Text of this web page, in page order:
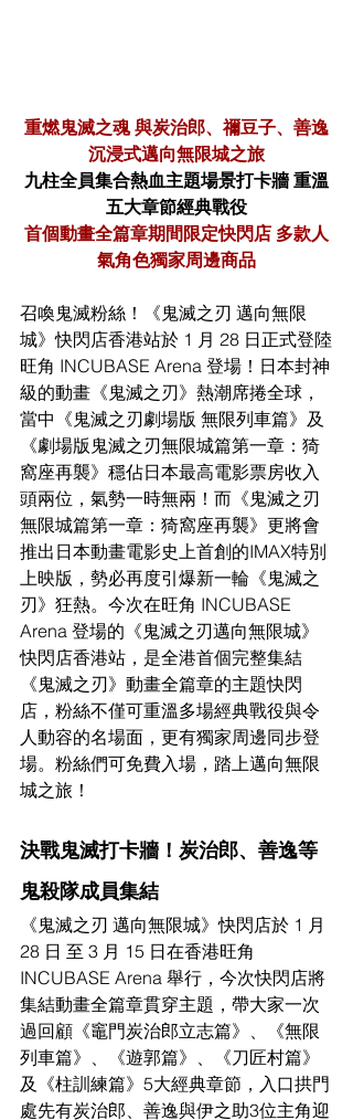
重燃鬼滅之魂 與炭治郎、禰豆子、善逸
沉浸式邁向無限城之旅
九柱全員集合熱血主題場景打卡牆 重溫
五大章節經典戰役
首個動畫全篇章期間限定快閃店 多款人
氣角色獨家周邊商品
召喚鬼滅粉絲！《鬼滅之刃 邁向無限
城》快閃店香港站於 1 月 28 日正式登陸
旺角 INCUBASE Arena 登場！日本封神
級的動畫《鬼滅之刃》熱潮席捲全球，
當中《鬼滅之刃劇場版 無限列車篇》及
《劇場版鬼滅之刃無限城篇第一章：猗
窩座再襲》穩佔日本最高電影票房收入
頭兩位，氣勢一時無兩！而《鬼滅之刃
無限城篇第一章：猗窩座再襲》更將會
推出日本動畫電影史上首創的IMAX特別
上映版，勢必再度引爆新一輪《鬼滅之
刃》狂熱。今次在旺角 INCUBASE
Arena 登場的《鬼滅之刃邁向無限城》
快閃店香港站，是全港首個完整集結
《鬼滅之刃》動畫全篇章的主題快閃
店，粉絲不僅可重溫多場經典戰役與令
人動容的名場面，更有獨家周邊同步登
場。粉絲們可免費入場，踏上邁向無限
城之旅！
決戰鬼滅打卡牆！炭治郎、善逸等
鬼殺隊成員集結
《鬼滅之刃 邁向無限城》快閃店於 1 月
28 日 至 3 月 15 日在香港旺角
INCUBASE Arena 舉行，今次快閃店將
集結動畫全篇章貫穿主題，帶大家一次
過回顧 《竈門炭治郎立志篇》、《無限
列車篇》、《遊郭篇》、《刀匠村篇》
及《柱訓練篇》5大經典章節，入口拱門
處先有炭治郎、善逸與伊之助3位主角迎